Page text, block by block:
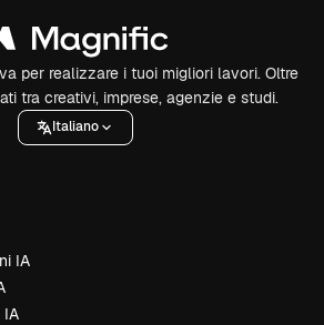
per realizzare i tuoi migliori lavori. Oltre
tra creativi, imprese, agenzie e studi.
Italiano
IA
IA